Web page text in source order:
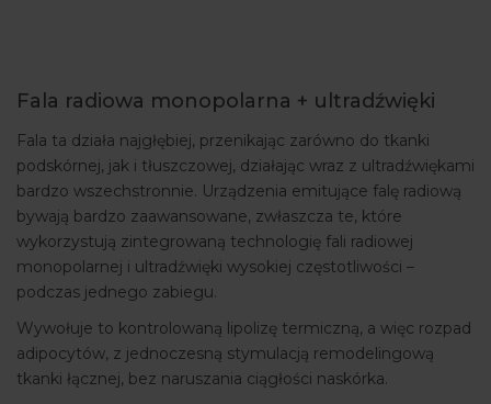
Fala radiowa monopolarna + ultradźwięki
Fala ta działa najgłębiej, przenikając zarówno do tkanki
podskórnej, jak i tłuszczowej, działając wraz z ultradźwiękami
bardzo wszechstronnie. Urządzenia emitujące falę radiową
bywają bardzo zaawansowane, zwłaszcza te, które
wykorzystują zintegrowaną technologię fali radiowej
monopolarnej i ultradźwięki wysokiej częstotliwości –
podczas jednego zabiegu.
Wywołuje to kontrolowaną lipolizę termiczną, a więc rozpad
adipocytów, z jednoczesną stymulacją remodelingową
tkanki łącznej, bez naruszania ciągłości naskórka.